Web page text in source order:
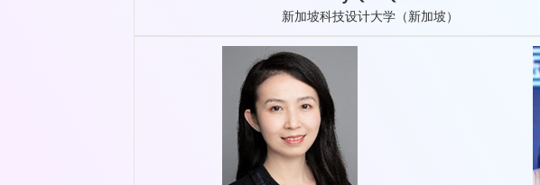
新加坡科技设计大学（新加坡）